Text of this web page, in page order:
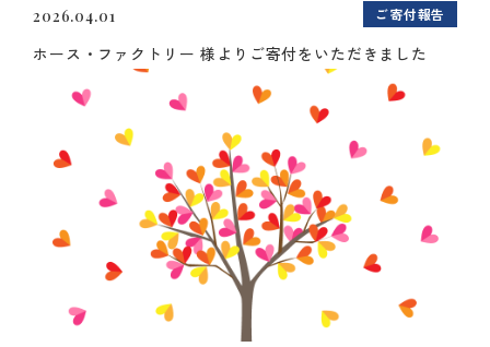
2026.04.01 ご寄付報告
ホース・ファクトリー 様よりご寄付をいただきました